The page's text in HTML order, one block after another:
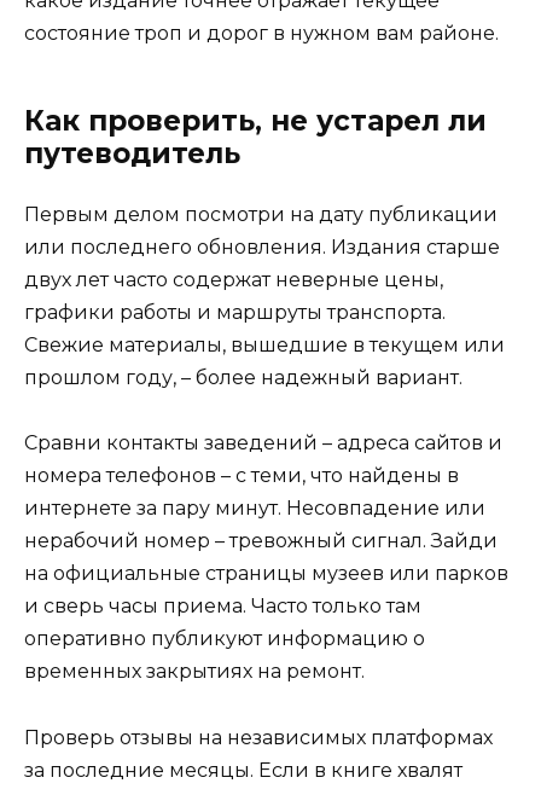
состояние троп и дорог в нужном вам районе.
Как проверить, не устарел ли
путеводитель
Первым делом посмотри на дату публикации
или последнего обновления. Издания старше
двух лет часто содержат неверные цены,
графики работы и маршруты транспорта.
Свежие материалы, вышедшие в текущем или
прошлом году, – более надежный вариант.
Сравни контакты заведений – адреса сайтов и
номера телефонов – с теми, что найдены в
интернете за пару минут. Несовпадение или
нерабочий номер – тревожный сигнал. Зайди
на официальные страницы музеев или парков
и сверь часы приема. Часто только там
оперативно публикуют информацию о
временных закрытиях на ремонт.
Проверь отзывы на независимых платформах
за последние месяцы. Если в книге хвалят